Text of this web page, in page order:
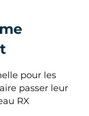
pour les
passer leur
RX